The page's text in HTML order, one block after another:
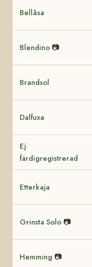
Bellåsa
Blendino 📷
Brandsol
Dalfuxa
Ej
färdigregistrerad
Etterkaja
Grinsta Solo 📷
Hemming 📷